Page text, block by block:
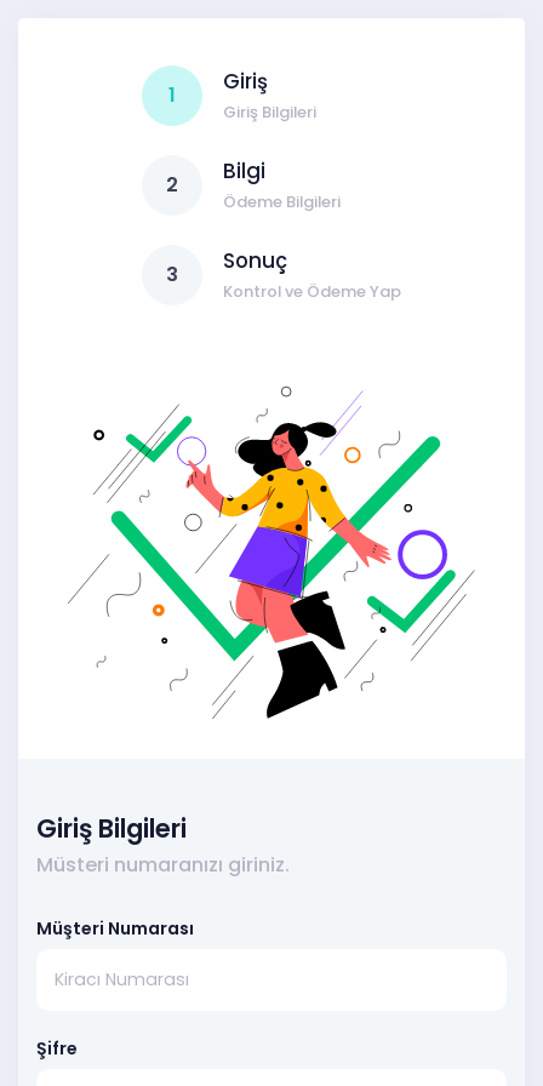
1 Giriş
Giriş Bilgileri
2 Bilgi
Ödeme Bilgileri
3 Sonuç
Kontrol ve Ödeme Yap
Giriş Bilgileri
Müsteri numaranızı giriniz.
Müşteri Numarası
Şifre